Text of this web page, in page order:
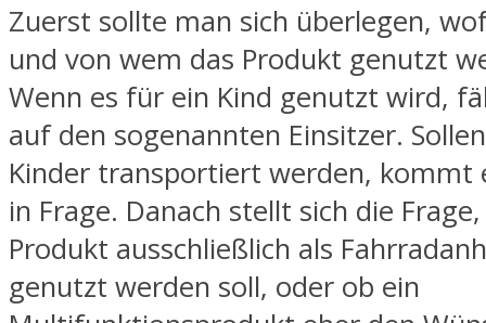
Zuerst sollte man sich überlegen,
und von wem das Produkt genutzt
Wenn es für ein Kind genutzt wird,
auf den sogenannten Einsitzer.
Kinder transportiert werden, kommt
in Frage. Danach stellt sich die
Produkt ausschließlich als
genutzt werden soll, oder ob ein